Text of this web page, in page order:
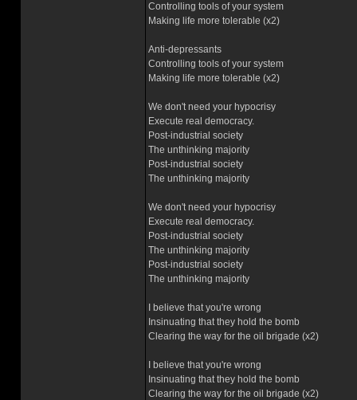
Controlling tools of your system
Making life more tolerable (x2)
Anti-depressants
Controlling tools of your system
Making life more tolerable (x2)
We don't need your hypocrisy
Execute real democracy.
Post-industrial society
The unthinking majority
Post-industrial society
The unthinking majority
We don't need your hypocrisy
Execute real democracy.
Post-industrial society
The unthinking majority
Post-industrial society
The unthinking majority
I believe that you're wrong
Insinuating that they hold the bomb
Clearing the way for the oil brigade (x2)
I believe that you're wrong
Insinuating that they hold the bomb
Clearing the way for the oil brigade (x2)